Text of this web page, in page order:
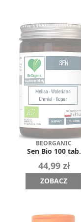
BEORGANIC
Sen Bio 100 tab.
44,99 zł
ZOBACZ